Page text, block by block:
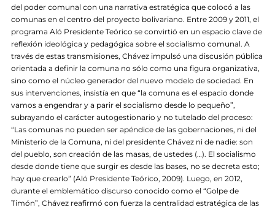
del poder comunal con una narrativa estratégica que colocó a las
comunas en el centro del proyecto bolivariano. Entre 2009 y 2011, el
programa Aló Presidente Teórico se convirtió en un espacio clave de
reflexión ideológica y pedagógica sobre el socialismo comunal. A
través de estas transmisiones, Chávez impulsó una discusión pública
orientada a definir la comuna no sólo como una figura organizativa,
sino como el núcleo generador del nuevo modelo de sociedad. En
sus intervenciones, insistía en que “la comuna es el espacio donde
vamos a engendrar y a parir el socialismo desde lo pequeño”,
subrayando el carácter autogestionario y no tutelado del proceso:
“Las comunas no pueden ser apéndice de las gobernaciones, ni del
Ministerio de la Comuna, ni del presidente Chávez ni de nadie: son
del pueblo, son creación de las masas, de ustedes (…). El socialismo
desde donde tiene que surgir es desde las bases, no se decreta esto;
hay que crearlo” (Aló Presidente Teórico, 2009). Luego, en 2012,
durante el emblemático discurso conocido como el “Golpe de
Timón”, Chávez reafirmó con fuerza la centralidad estratégica de las